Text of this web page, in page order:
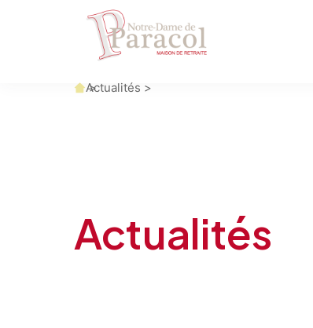
Accueil
Actualités
Actualités